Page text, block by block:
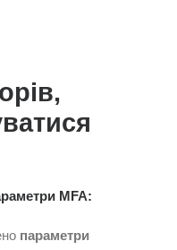
MFA:
параметри